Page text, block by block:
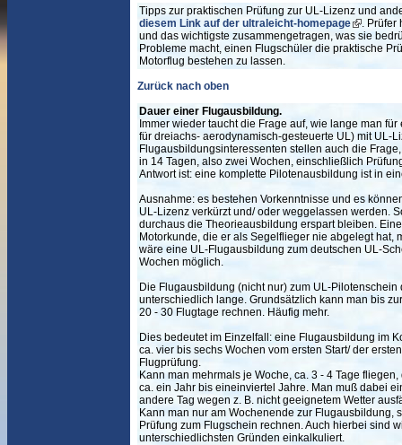
Tipps zur praktischen Prüfung zur UL-Lizenz und
diesem Link auf der ultraleicht-homepage
. Prüfer
und das wichtigste zusammengetragen, was sie
Probleme macht, einen Flugschüler die praktische
Motorflug bestehen zu lassen.
Zurück nach oben
Dauer einer Flugausbildung.
Immer wieder taucht die Frage auf, wie lange man
für dreiachs- aerodynamisch-gesteuerte UL) mit UL-
Flugausbildungsinteressenten stellen auch die
in 14 Tagen, also zwei Wochen, einschließlich
Antwort ist: eine komplette Pilotenausbildung ist in
Ausnahme: es bestehen Vorkenntnisse und es
UL-Lizenz verkürzt und/ oder weggelassen werden.
durchaus die Theorieausbildung erspart bleiben.
Motorkunde, die er als Segelflieger nie abgelegt hat,
wäre eine UL-Flugausbildung zum deutschen UL-
Wochen möglich.
Die Flugausbildung (nicht nur) zum UL-
unterschiedlich lange. Grundsätzlich kann man bis
20 - 30 Flugtage rechnen. Häufig mehr.
Dies bedeutet im Einzelfall: eine Flugausbildung im
ca. vier bis sechs Wochen vom ersten Start/ der
Flugprüfung.
Kann man mehrmals je Woche, ca. 3 - 4 Tage
ca. ein Jahr bis eineinviertel Jahre. Man muß dabei
andere Tag wegen z. B. nicht geeignetem Wetter
Kann man nur am Wochenende zur Flugausbildung,
Prüfung zum Flugschein rechnen. Auch hierbei sind
unterschiedlichsten Gründen einkalkuliert.